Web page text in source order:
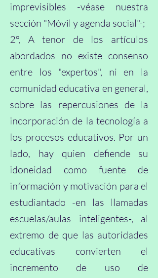
imprevisibles -véase nuestra
sección "Móvil y agenda social"-;
2º, A tenor de los artículos
abordados no existe consenso
entre los "expertos", ni en la
comunidad educativa en general,
sobre las repercusiones de la
incorporación de la tecnología a
los procesos educativos. Por un
lado, hay quien defiende su
idoneidad como fuente de
información y motivación para el
estudiantado -en las llamadas
escuelas/aulas inteligentes-, al
extremo de que las autoridades
educativas convierten el
incremento de uso de